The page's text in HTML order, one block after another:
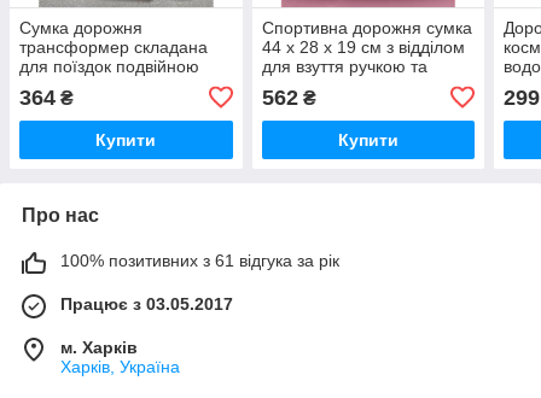
Сумка дорожня
трансформер складана
для поїздок подвійною
блискавкою та кишенею з
регулюванням довжини
ручок 31 л чорна
45×36×19 см
364 ₴
Купити
Спортивна дорожня сумка
44 х 28 х 19 см з відділом
для взуття ручкою та
кишенями для подорожей
чорна
562₴
Купити
для
299
Про нас
100% позитивних з 61 відгука за рік
Працює з 03.05.2017
м. Харків
Харків, Україна